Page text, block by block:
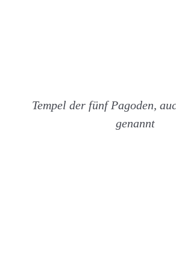
Tempel der fünf Pagoden,
genannt